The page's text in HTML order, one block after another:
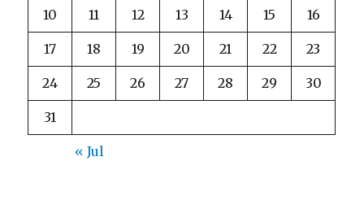
10 11 12 13 14 15 16
17 18 19 20 21 22 23
24 25 26 27 28 29 30
31
« Jul